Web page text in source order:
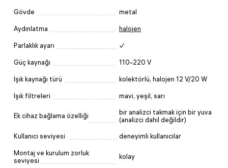
Gövde metal
Aydınlatma halojen
Parlaklık ayarı ✓
Güç kaynağı 110–220 V
Işık kaynağı türü kolektörlü, halojen 12 V/20 W
Işık filtreleri mavi, yeşil, sarı
Ek cihaz bağlama özelliği
bir analizci takmak için bir yuva
(analizci dahil değildir)
Kullanıcı seviyesi deneyimli kullanıcılar
Montaj ve kurulum zorluk
seviyesi
kolay